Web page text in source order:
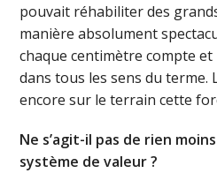
pouvait réhabiliter des
manière absolument
chaque centimètre compte
dans tous les sens du terme.
encore sur le terrain cette
Ne s’agit-il pas de rien
système de valeur ?